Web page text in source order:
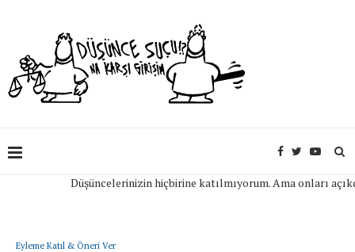
Düşüncelerinizin hiçbirine katılmıyorum. Ama onları
Eyleme Katıl & Öneri Ver